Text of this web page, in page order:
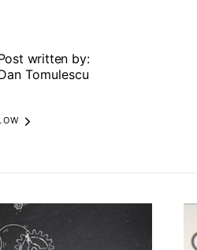
written by:
Tomulescu